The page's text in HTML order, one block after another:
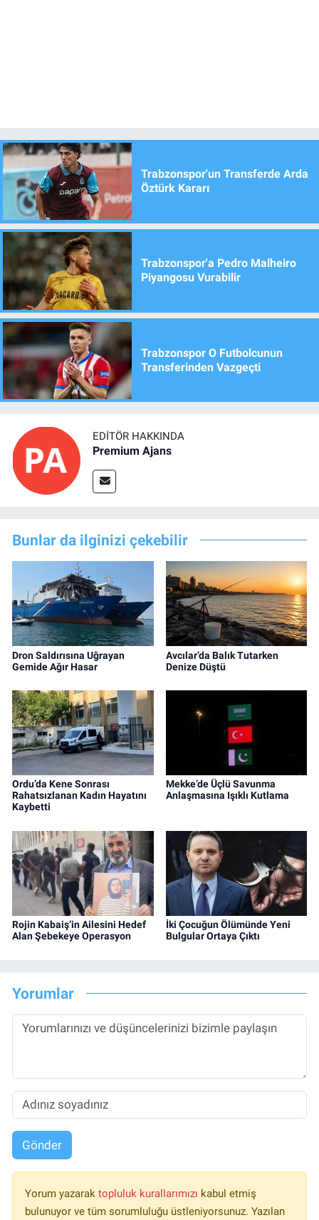
Trabzonspor'un Transferde Arda
Öztürk Kararı
Trabzonspor'a Pedro Malheiro
Piyangosu Vurabilir
Trabzonspor O Futbolcunun
Transferinden Vazgeçti
EDITÖR HAKKINDA
Premium Ajans
Bunlar da ilginizi çekebilir
Dron Saldırısına Uğrayan
Gemide Ağır Hasar
Avcılar’da Balık Tutarken
Denize Düştü
Ordu’da Kene Sonrası
Rahatsızlanan Kadın Hayatını
Kaybetti
Mekke’de Üçlü Savunma
Anlaşmasına Işıklı Kutlama
Rojin Kabaiş’in Ailesini Hedef
Alan Şebekeye Operasyon
İki Çocuğun Ölümünde Yeni
Bulgular Ortaya Çıktı
Yorumlar
Gönder
Yorum yazarak topluluk kurallarımızı kabul etmiş
bulunuyor ve tüm sorumluluğu üstleniyorsunuz. Yazılan